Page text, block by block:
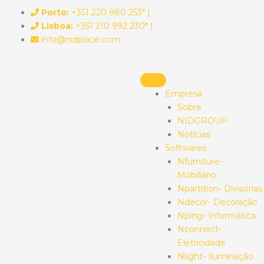
content
Porto: +351 220 980 253* |
Lisboa: +351 210 992 230* |
info@nidplace.com
Empresa
Sobre
NIDGROUP
Notícias
Softwares
Nfurniture-
Mobiliário
Npartition- Divisórias
Ndecor- Decoração
Nping- Informática
Nconnect-
Eletricidade
Nlight- Iluminação